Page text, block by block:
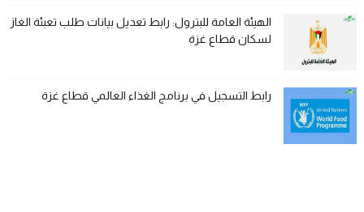
الهيئة العامة للبترول: رابط تعديل بيانات طلب تعبئة الغاز
لسكان قطاع غزة
رابط التسجيل في برنامج الغذاء العالمي قطاع غزة